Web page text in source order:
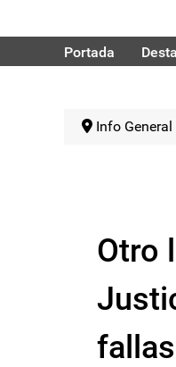
Portada
Info General
Otro
fallas